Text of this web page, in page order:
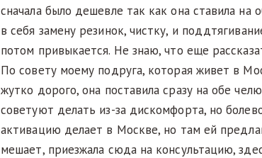
сначала было дешевле так как она ставила на
в себя замену резинок, чистку, и
потом привыкается. Не знаю, что еще
По совету моему подруга, которая живет в
жутко дорого, она поставила сразу на обе
советуют делать из-за дискомфорта, но
активацию делает в Москве, но там ей
мешает, приезжала сюда на консультацию,